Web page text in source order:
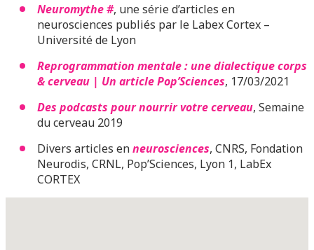
Neuromythe #, une série d’articles en
neurosciences publiés par le Labex Cortex –
Université de Lyon
Reprogrammation mentale : une dialectique corps
& cerveau | Un article Pop’Sciences, 17/03/2021
Des podcasts pour nourrir votre cerveau, Semaine
du cerveau 2019
Divers articles enneurosciences, CNRS, Fondation
Neurodis, CRNL, Pop’Sciences, Lyon 1, LabEx
CORTEX